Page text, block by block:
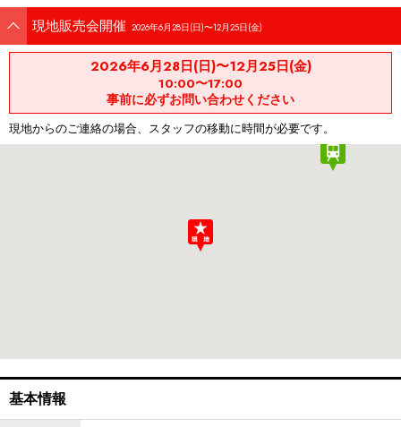
現地販売会開催 2026年6月28日(日)〜12月25日(金)
2026年6月28日(日)〜12月25日(金)
10:00〜17:00
事前に必ずお問い合わせください
現地からのご連絡の場合、スタッフの移動に時間が必要です。
基本情報